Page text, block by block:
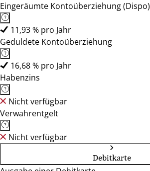
Eingeräumte Kontoüberziehung (Dispo)
11,93 % pro Jahr
Geduldete Kontoüberziehung
16,68 % pro Jahr
Habenzins
Nicht verfügbar
Verwahrentgelt
Nicht verfügbar
Debitkarte